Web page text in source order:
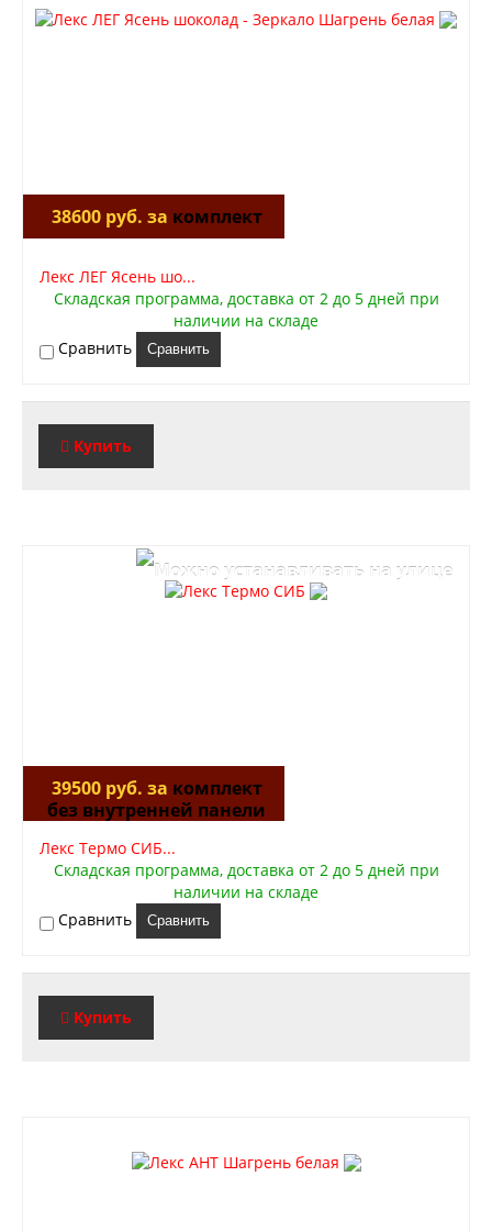
38600 руб. за комплект
Лекс ЛЕГ Ясень шо...
Складская программа, доставка от 2 до 5 дней при
наличии на складе
Сравнить
Сравнить
Купить
39500 руб. за комплект
без внутренней панели
Лекс Термо СИБ...
Складская программа, доставка от 2 до 5 дней при
наличии на складе
Сравнить
Сравнить
Купить